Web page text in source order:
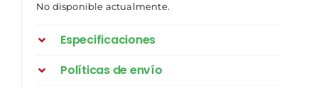
No disponible actualmente.
Especificaciones
Políticas de envío